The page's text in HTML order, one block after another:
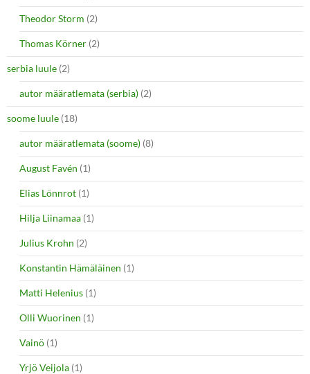
Theodor Storm (2)
Thomas Körner (2)
serbia luule (2)
autor määratlemata (serbia) (2)
soome luule (18)
autor määratlemata (soome) (8)
August Favén (1)
Elias Lönnrot (1)
Hilja Liinamaa (1)
Julius Krohn (2)
Konstantin Hämäläinen (1)
Matti Helenius (1)
Olli Wuorinen (1)
Vainö (1)
Yrjö Veijola (1)